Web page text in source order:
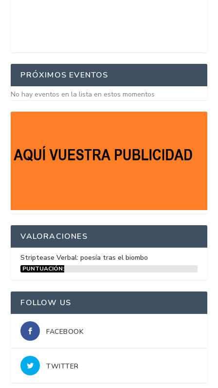
PRÓXIMOS EVENTOS
No hay eventos en la lista en estos momentos
VALORACIONES
Striptease Verbal: poesía tras el biombo
PUNTUACIÓN:
FOLLOW US
FACEBOOK
TWITTER